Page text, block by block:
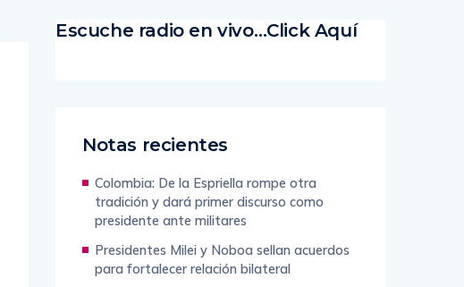
Escuche radio en vivo…Click Aquí
Notas recientes
Colombia: De la Espriella rompe otra
tradición y dará primer discurso como
presidente ante militares
Presidentes Milei y Noboa sellan acuerdos
para fortalecer relación bilateral